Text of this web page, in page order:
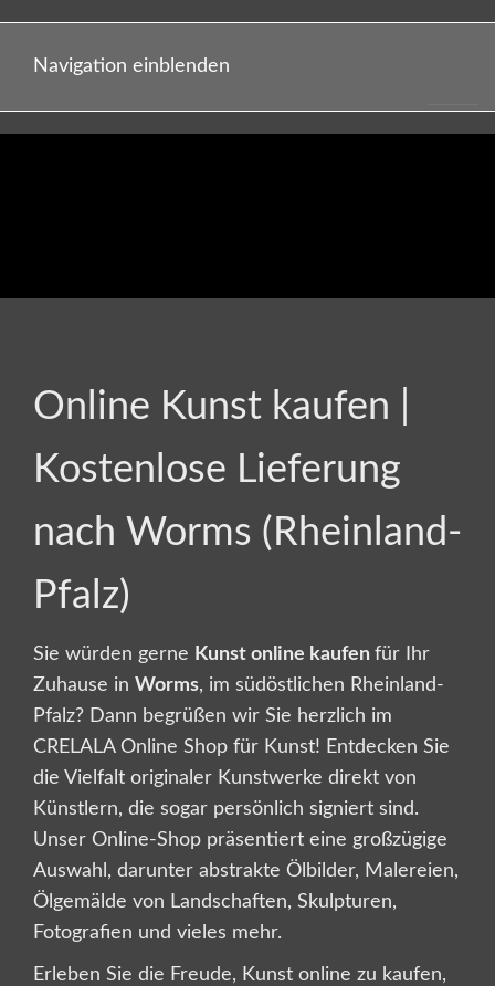
Navigation einblenden
Online Kunst kaufen |
Kostenlose Lieferung
nach Worms (Rheinland-
Pfalz)
Sie würden gerne Kunst online kaufen für Ihr
Zuhause in Worms, im südöstlichen Rheinland-
Pfalz? Dann begrüßen wir Sie herzlich im
CRELALA Online Shop für Kunst! Entdecken Sie
die Vielfalt originaler Kunstwerke direkt von
Künstlern, die sogar persönlich signiert sind.
Unser Online-Shop präsentiert eine großzügige
Auswahl, darunter abstrakte Ölbilder, Malereien,
Ölgemälde von Landschaften, Skulpturen,
Fotografien und vieles mehr.
Erleben Sie die Freude, Kunst online zu kaufen,